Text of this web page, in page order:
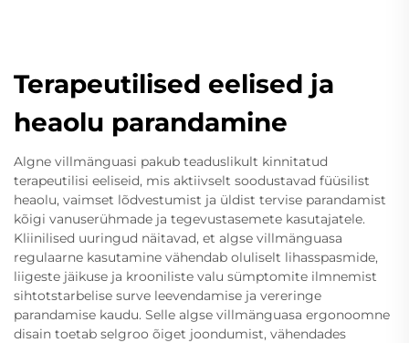
Terapeutilised eelised ja
heaolu parandamine
Algne villmänguasi pakub teaduslikult kinnitatud
terapeutilisi eeliseid, mis aktiivselt soodustavad füüsilist
heaolu, vaimset lõdvestumist ja üldist tervise parandamist
kõigi vanuserühmade ja tegevustasemete kasutajatele.
Kliinilised uuringud näitavad, et algse villmänguasa
regulaarne kasutamine vähendab oluliselt lihasspasmide,
liigeste jäikuse ja krooniliste valu sümptomite ilmnemist
sihtotstarbelise surve leevendamise ja vereringe
parandamise kaudu. Selle algse villmänguasa ergonoomne
disain toetab selgroo õiget joondumist, vähendades